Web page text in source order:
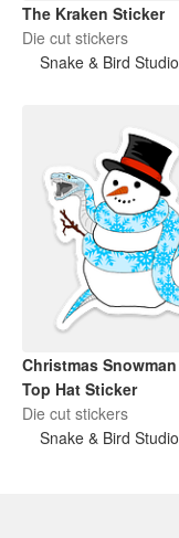
The Kraken Sticker
Die cut stickers
Snake & Bird Studio
Christmas
Top Hat Sticker
Die cut stickers
Snake & Bird Studio